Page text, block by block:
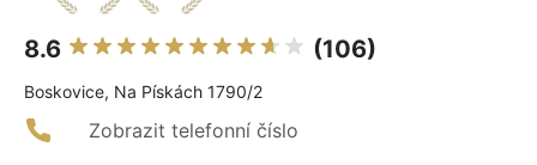
8.6 (106)
Boskovice, Na Pískách 1790/2
Zobrazit telefonní číslo